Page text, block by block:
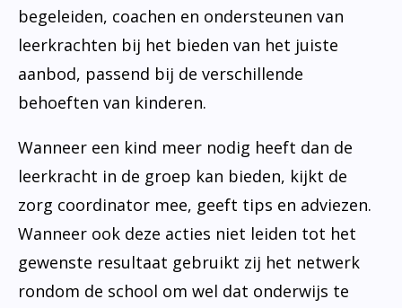
begeleiden, coachen en ondersteunen van
leerkrachten bij het bieden van het juiste
aanbod, passend bij de verschillende
behoeften van kinderen.
Wanneer een kind meer nodig heeft dan de
leerkracht in de groep kan bieden, kijkt de
zorg coordinator mee, geeft tips en adviezen.
Wanneer ook deze acties niet leiden tot het
gewenste resultaat gebruikt zij het netwerk
rondom de school om wel dat onderwijs te